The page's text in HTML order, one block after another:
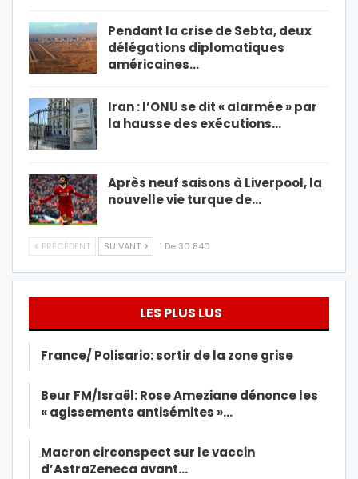
Pendant la crise de Sebta, deux
délégations diplomatiques
américaines…
Iran : l’ONU se dit « alarmée » par
la hausse des exécutions…
Après neuf saisons à Liverpool, la
nouvelle vie turque de…
PRÉCÉDENT SUIVANT 1 De 30 840
LES PLUS LUS
France/ Polisario: sortir de la zone grise
Beur FM/Israël: Rose Ameziane dénonce les
« agissements antisémites »…
Macron circonspect sur le vaccin
d’AstraZeneca avant…